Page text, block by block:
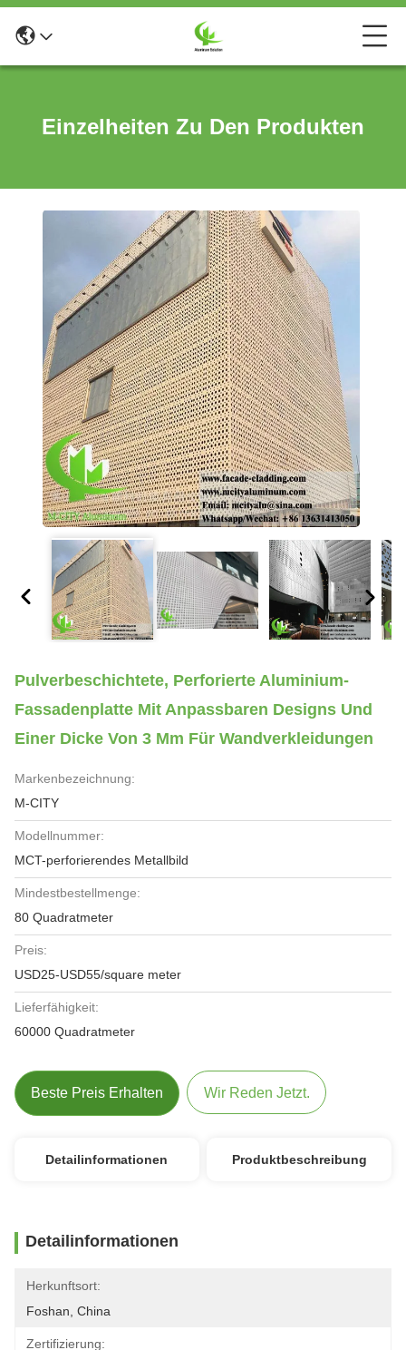
Einzelheiten Zu Den Produkten
Pulverbeschichtete, Perforierte Aluminium-
Fassadenplatte Mit Anpassbaren Designs Und
Einer Dicke Von 3 Mm Für Wandverkleidungen
Markenbezeichnung:
M-CITY
Modellnummer:
MCT-perforierendes Metallbild
Mindestbestellmenge:
80 Quadratmeter
Preis:
USD25-USD55/square meter
Lieferfähigkeit:
60000 Quadratmeter
Beste Preis Erhalten Wir Reden Jetzt.
Detailinformationen Produktbeschreibung
Detailinformationen
Herkunftsort:
Foshan, China
Zertifizierung: